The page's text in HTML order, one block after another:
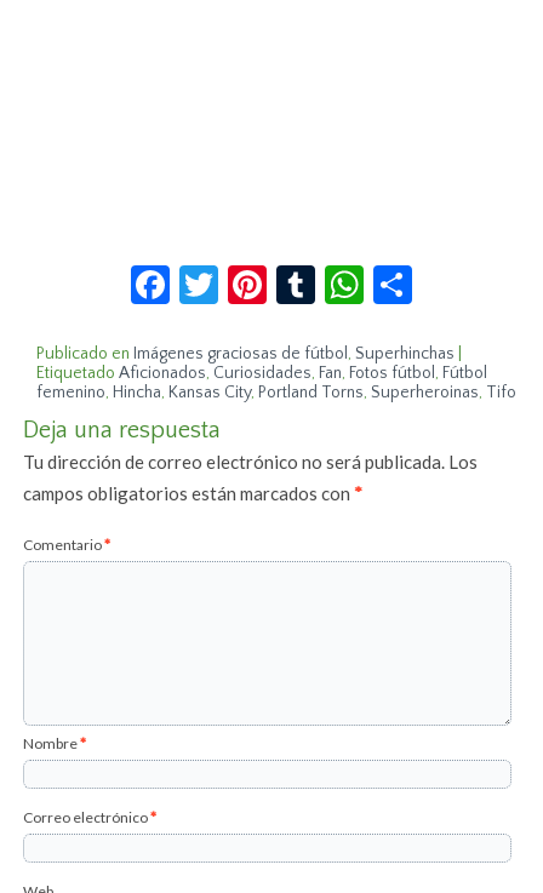
Facebook
Twitter
Pinterest
TumblrWhatsApp
Publicado en Imágenes graciosas de fútbol , Superhinchas
Etiquetado Aficionados, Curiosidades, Fan, Fotos fútbol , Fútbol
femenino, Hincha, Kansas City, Portland Torns, Superheroinas, Tifo
Deja una respuesta
Tu dirección de correo electrónico no será publicada. Los
campos obligatorios están marcados con*
Comentario*
Nombre*
Correo electrónico*